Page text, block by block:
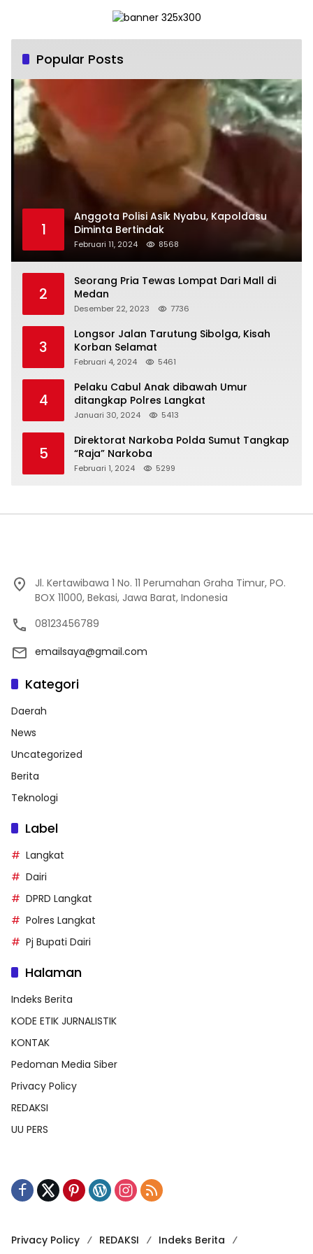
Popular Posts
1
Anggota Polisi Asik Nyabu, Kapoldasu
Diminta Bertindak
Februari 11, 2024 8568
2
Seorang Pria Tewas Lompat Dari Mall di
Medan
Desember 22, 2023 7736
3
Longsor Jalan Tarutung Sibolga, Kisah
Korban Selamat
Februari 4, 2024 5461
4
Pelaku Cabul Anak dibawah Umur
ditangkap Polres Langkat
Januari 30, 2024 5413
5
Direktorat Narkoba Polda Sumut Tangkap
“Raja” Narkoba
Februari 1, 2024 5299
Jl. Kertawibawa 1 No. 11 Perumahan Graha Timur, PO.
BOX 11000, Bekasi, Jawa Barat, Indonesia
08123456789
emailsaya@gmail.com
Kategori
Daerah
News
Uncategorized
Berita
Teknologi
Label
Langkat
Dairi
DPRD Langkat
Polres Langkat
Pj Bupati Dairi
Halaman
Indeks Berita
KODE ETIK JURNALISTIK
KONTAK
Pedoman Media Siber
Privacy Policy
REDAKSI
UU PERS
Privacy Policy REDAKSI
Indeks Berita